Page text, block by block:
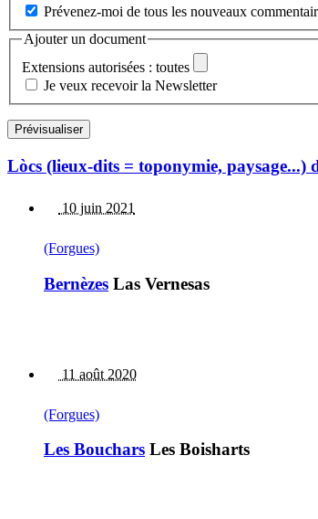
Prévenez-moi de tous les nouveaux
Ajouter un document
Extensions autorisées : toutes
Je veux recevoir la Newsletter
Lòcs (lieux-dits = toponymie, paysage...)
10 juin 2021
(Forgues)
Bernèzes Las Vernesas
11 août 2020
(Forgues)
Les Bouchars Les Boisharts